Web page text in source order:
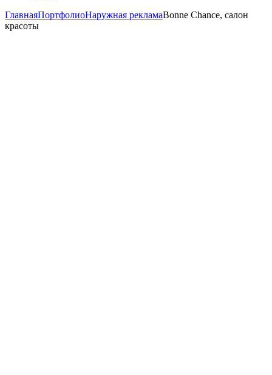
ГлавнаяПортфолиоНаружная рекламаBonne Chance, салон
красоты